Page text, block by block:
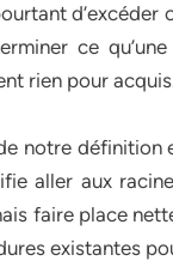
d’excéder
ce
rien pour
notre définition
aller aux
faire place
existantes